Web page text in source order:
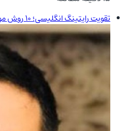
تقویت رایتینگ انگلیسی؛ ۱۰ روش موثر برای تقویت مهارت نوشتن